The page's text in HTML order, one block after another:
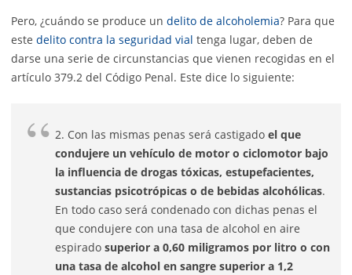
Pero, ¿cuándo se produce un delito de alcoholemia? Para que
este delito contra la seguridad vial tenga lugar, deben de
darse una serie de circunstancias que vienen recogidas en el
artículo 379.2 del Código Penal. Este dice lo siguiente:
2. Con las mismas penas será castigado el que
condujere un vehículo de motor o ciclomotor bajo
la influencia de drogas tóxicas, estupefacientes,
sustancias psicotrópicas o de bebidas alcohólicas.
En todo caso será condenado con dichas penas el
que condujere con una tasa de alcohol en aire
espirado superior a 0,60 miligramos por litro o con
una tasa de alcohol en sangre superior a 1,2